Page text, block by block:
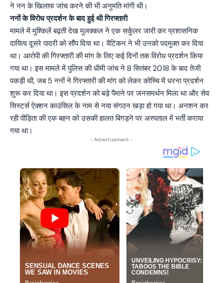
ने नन के खिलाफ जांच करने की भी अनुमति मांगी थी।
ननों के विरोध प्रदर्शन के बाद हुई थी गिरफ्तारी
मामले में मुश्किलें बढ़ती देख मुलक्कल ने एक सर्कुलर जारी कर प्रशासनिक
दायित्व दूसरे पादरी को सौंप दिया था। वैटिकन ने भी उनको पदमुक्त कर दिया
था। आरोपी की गिरफ्तारी की मांग के लिए कई दिनों तक विरोध प्रदर्शन किया
गया था। इस मामले में पुलिस की धीमी जांच ने 8 सितंबर 2018 के बाद तेजी
पकड़ी थी, जब 5 ननों ने गिरफ्तारी की मांग को लेकर कोच्चि में धरना प्रदर्शन
शुरू कर दिया था। इस प्रदर्शन को बड़े पैमाने पर जनसमर्थन मिला था और सेव
सिस्टर्स ऐक्शन काउंसिल के नाम से नया संगठन खड़ा हो गया था। अनशन कर
रही पीड़िता की एक बहन को उसकी हालत बिगड़ने पर अस्पताल में भर्ती कराया
गया था।
- Advertisement -